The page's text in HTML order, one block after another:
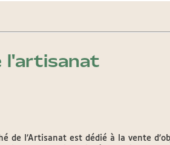
l'artisanat
de l’Artisanat est dédié à la vente